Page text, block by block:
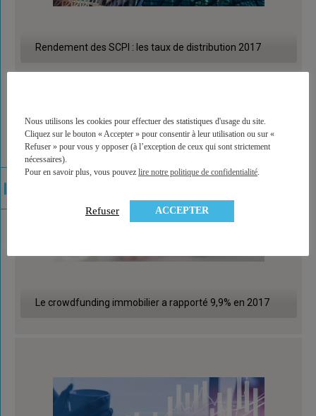
Rendement des SCPI : les taux de distribution 2017
Le crowdfunding immobilier a rapporté 9,9% en 2017
Nous utilisons les cookies pour effectuer des statistiques d'usage du site.
Cliquez sur le bouton « Accepter » pour consentir à leur utilisation ou sur «
Refuser » pour vous y opposer (à l’exception de ceux qui sont strictement
nécessaires).
Pour en savoir plus, vous pouvez lire notre politique de confidentialité
Refuser ACCEPTER